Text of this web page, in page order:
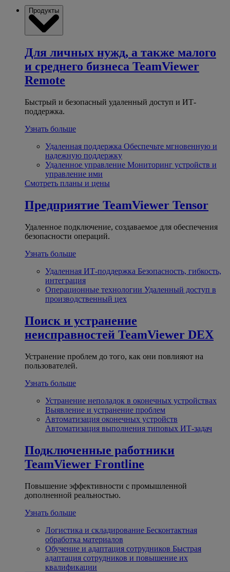
Продукты
Для личных нужд, а также малого
и среднего бизнеса TeamViewer
Remote
Быстрый и безопасный удаленный доступ и ИТ-
поддержка.
Узнать больше
Удаленная поддержка Обеспечьте мгновенную и
надежную поддержку
Удаленное управление Мониторинг устройств и
управление ими
Смотреть планы и цены
Предприятие TeamViewer Tensor
Удаленное подключение, создаваемое для обеспечения
безопасности операций.
Узнать больше
Удаленная ИТ-поддержка Безопасность, гибкость,
интеграция
Операционные технологии Удаленный доступ в
производственный цех
Поиск и устранение
неисправностей TeamViewer DEX
Устранение проблем до того, как они повлияют на
пользователей.
Узнать больше
Устранение неполадок в оконечных устройствах
Выявление и устранение проблем
Автоматизация оконечных устройств
Автоматизация выполнения типовых ИТ-задач
Подключенные работники
TeamViewer Frontline
Повышение эффективности с промышленной
дополненной реальностью.
Узнать больше
Логистика и складирование Бесконтактная
обработка материалов
Обучение и адаптация сотрудников Быстрая
адаптация сотрудников и повышение их
квалификации